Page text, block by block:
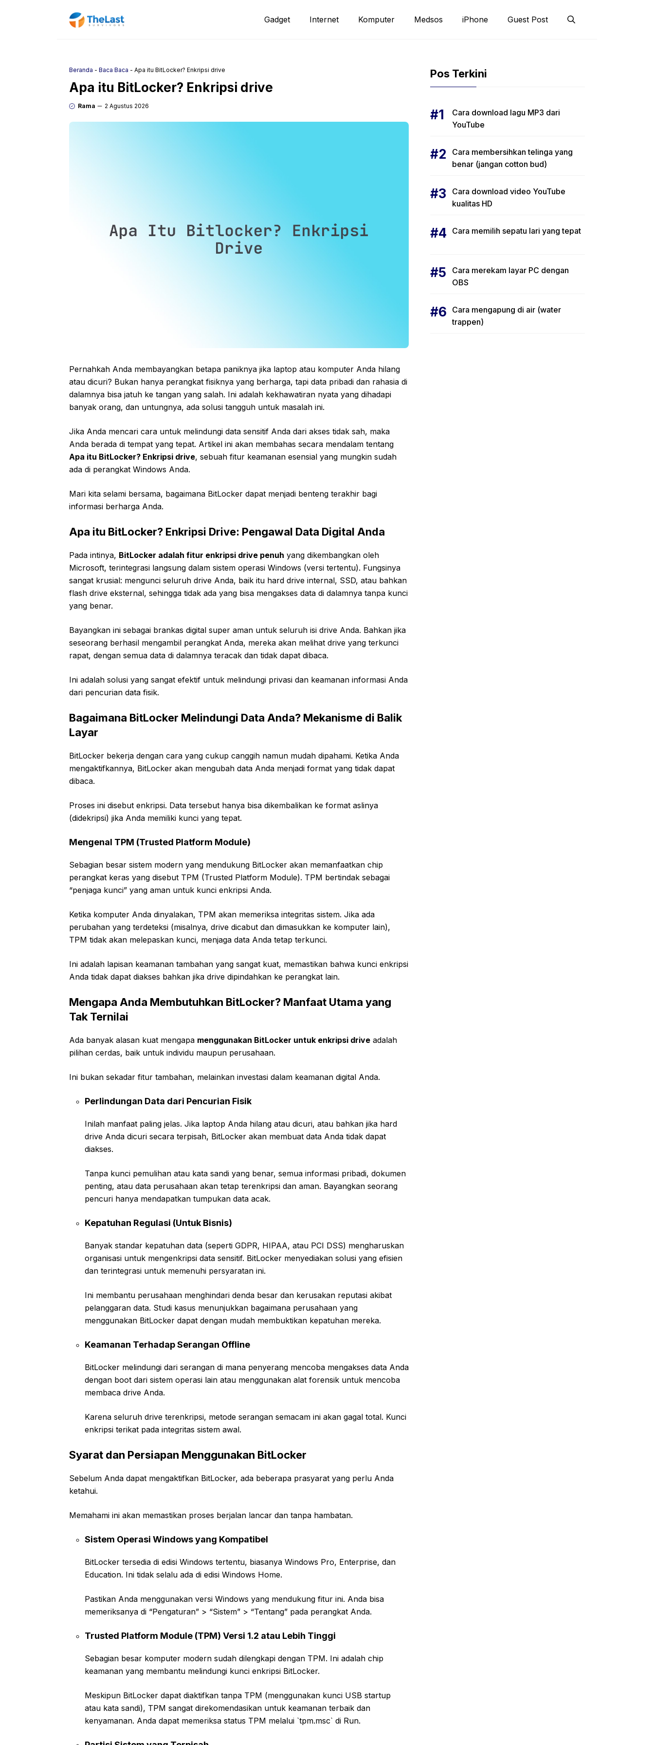
Gadget Internet Komputer Medsos iPhone Guest Post
Beranda - Baca Baca - Apa itu BitLocker? Enkripsi drive
Apa itu BitLocker? Enkripsi drive
Rama 2 Agustus 2026
Pernahkah Anda membayangkan betapa paniknya jika laptop atau komputer Anda hilang
atau dicuri? Bukan hanya perangkat fisiknya yang berharga, tapi data pribadi dan rahasia di
dalamnya bisa jatuh ke tangan yang salah. Ini adalah kekhawatiran nyata yang dihadapi
banyak orang, dan untungnya, ada solusi tangguh untuk masalah ini.
Jika Anda mencari cara untuk melindungi data sensitif Anda dari akses tidak sah, maka
Anda berada di tempat yang tepat. Artikel ini akan membahas secara mendalam tentang
Apa itu BitLocker? Enkripsi drive, sebuah fitur keamanan esensial yang mungkin sudah
ada di perangkat Windows Anda.
Mari kita selami bersama, bagaimana BitLocker dapat menjadi benteng terakhir bagi
informasi berharga Anda.
Apa itu BitLocker? Enkripsi Drive: Pengawal Data Digital Anda
Pada intinya, BitLocker adalah fitur enkripsi drive penuh yang dikembangkan oleh
Microsoft, terintegrasi langsung dalam sistem operasi Windows (versi tertentu). Fungsinya
sangat krusial: mengunci seluruh drive Anda, baik itu hard drive internal, SSD, atau bahkan
flash drive eksternal, sehingga tidak ada yang bisa mengakses data di dalamnya tanpa kunci
yang benar.
Bayangkan ini sebagai brankas digital super aman untuk seluruh isi drive Anda. Bahkan jika
seseorang berhasil mengambil perangkat Anda, mereka akan melihat drive yang terkunci
rapat, dengan semua data di dalamnya teracak dan tidak dapat dibaca.
Ini adalah solusi yang sangat efektif untuk melindungi privasi dan keamanan informasi Anda
dari pencurian data fisik.
Bagaimana BitLocker Melindungi Data Anda? Mekanisme di Balik
Layar
BitLocker bekerja dengan cara yang cukup canggih namun mudah dipahami. Ketika Anda
mengaktifkannya, BitLocker akan mengubah data Anda menjadi format yang tidak dapat
dibaca.
Proses ini disebut enkripsi. Data tersebut hanya bisa dikembalikan ke format aslinya
(didekripsi) jika Anda memiliki kunci yang tepat.
Mengenal TPM (Trusted Platform Module)
Sebagian besar sistem modern yang mendukung BitLocker akan memanfaatkan chip
perangkat keras yang disebut TPM (Trusted Platform Module). TPM bertindak sebagai
“penjaga kunci” yang aman untuk kunci enkripsi Anda.
Ketika komputer Anda dinyalakan, TPM akan memeriksa integritas sistem. Jika ada
perubahan yang terdeteksi (misalnya, drive dicabut dan dimasukkan ke komputer lain),
TPM tidak akan melepaskan kunci, menjaga data Anda tetap terkunci.
Ini adalah lapisan keamanan tambahan yang sangat kuat, memastikan bahwa kunci enkripsi
Anda tidak dapat diakses bahkan jika drive dipindahkan ke perangkat lain.
Mengapa Anda Membutuhkan BitLocker? Manfaat Utama yang
Tak Ternilai
Ada banyak alasan kuat mengapa menggunakan BitLocker untuk enkripsi drive adalah
pilihan cerdas, baik untuk individu maupun perusahaan.
Ini bukan sekadar fitur tambahan, melainkan investasi dalam keamanan digital Anda.
Perlindungan Data dari Pencurian Fisik
Inilah manfaat paling jelas. Jika laptop Anda hilang atau dicuri, atau bahkan jika hard
drive Anda dicuri secara terpisah, BitLocker akan membuat data Anda tidak dapat
diakses.
Tanpa kunci pemulihan atau kata sandi yang benar, semua informasi pribadi, dokumen
penting, atau data perusahaan akan tetap terenkripsi dan aman. Bayangkan seorang
pencuri hanya mendapatkan tumpukan data acak.
Kepatuhan Regulasi (Untuk Bisnis)
Banyak standar kepatuhan data (seperti GDPR, HIPAA, atau PCI DSS) mengharuskan
organisasi untuk mengenkripsi data sensitif. BitLocker menyediakan solusi yang efisien
dan terintegrasi untuk memenuhi persyaratan ini.
Ini membantu perusahaan menghindari denda besar dan kerusakan reputasi akibat
pelanggaran data. Studi kasus menunjukkan bagaimana perusahaan yang
menggunakan BitLocker dapat dengan mudah membuktikan kepatuhan mereka.
Keamanan Terhadap Serangan Offline
BitLocker melindungi dari serangan di mana penyerang mencoba mengakses data Anda
dengan boot dari sistem operasi lain atau menggunakan alat forensik untuk mencoba
membaca drive Anda.
Karena seluruh drive terenkripsi, metode serangan semacam ini akan gagal total. Kunci
enkripsi terikat pada integritas sistem awal.
Syarat dan Persiapan Menggunakan BitLocker
Sebelum Anda dapat mengaktifkan BitLocker, ada beberapa prasyarat yang perlu Anda
ketahui.
Memahami ini akan memastikan proses berjalan lancar dan tanpa hambatan.
Sistem Operasi Windows yang Kompatibel
BitLocker tersedia di edisi Windows tertentu, biasanya Windows Pro, Enterprise, dan
Education. Ini tidak selalu ada di edisi Windows Home.
Pastikan Anda menggunakan versi Windows yang mendukung fitur ini. Anda bisa
memeriksanya di “Pengaturan” > “Sistem” > “Tentang” pada perangkat Anda.
Trusted Platform Module (TPM) Versi 1.2 atau Lebih Tinggi
Sebagian besar komputer modern sudah dilengkapi dengan TPM. Ini adalah chip
keamanan yang membantu melindungi kunci enkripsi BitLocker.
Meskipun BitLocker dapat diaktifkan tanpa TPM (menggunakan kunci USB startup
atau kata sandi), TPM sangat direkomendasikan untuk keamanan terbaik dan
kenyamanan. Anda dapat memeriksa status TPM melalui `tpm.msc` di Run.
Pos Terkini
Cara download lagu MP3 dari
YouTube
Cara membersihkan telinga yang
benar (jangan cotton bud)
Cara download video YouTube
kualitas HD
Cara memilih sepatu lari yang tepat
Cara merekam layar PC dengan
OBS
Cara mengapung di air (water
trappen)